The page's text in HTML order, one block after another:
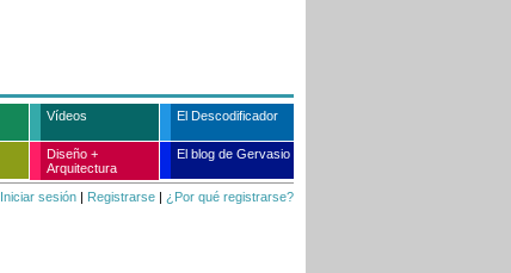
Vídeos El Descodificador
Diseño +
Arquitectura
El blog de Gervasio
Iniciar sesión | Registrarse | ¿Por qué registrarse?